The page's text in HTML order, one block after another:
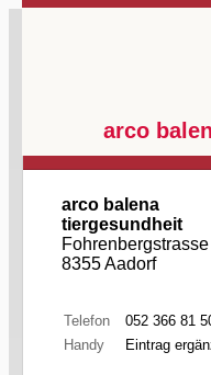
arco
arco balena
tiergesundheit
8355 Aadorf
Telefon
052 366 81
Handy
Eintrag